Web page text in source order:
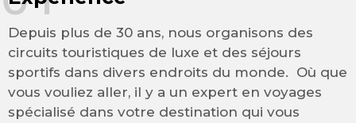
Depuis plus de 30 ans, nous organisons des
circuits touristiques de luxe et des séjours
sportifs dans divers endroits du monde. Où que
vous vouliez aller, il y a un expert en voyages
spécialisé dans votre destination qui vous